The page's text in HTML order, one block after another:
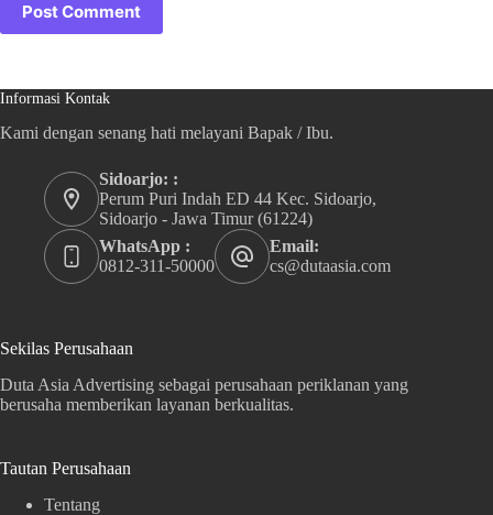
Post Comment
Informasi Kontak
Kami dengan senang hati melayani Bapak / Ibu.
Sidoarjo: :
Perum Puri Indah ED 44 Kec. Sidoarjo,
Sidoarjo - Jawa Timur (61224)
WhatsApp :
0812-311-50000
Email:
cs@dutaasia.com
Sekilas Perusahaan
Duta Asia Advertising sebagai perusahaan periklanan yang
berusaha memberikan layanan berkualitas.
Tautan Perusahaan
Tentang